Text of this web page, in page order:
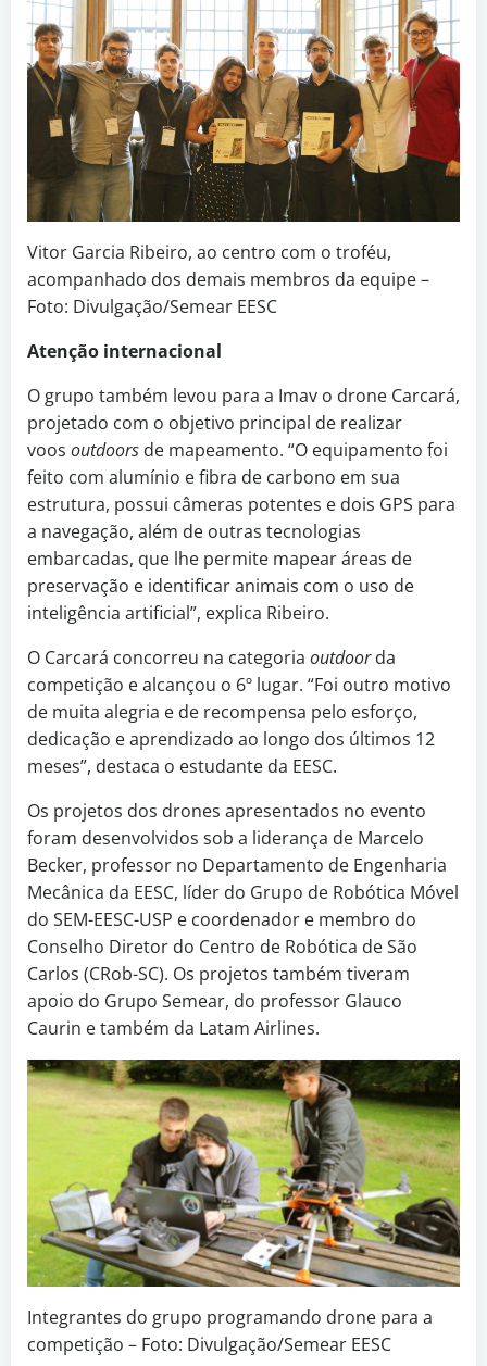
Vitor Garcia Ribeiro, ao centro com o troféu,
acompanhado dos demais membros da equipe –
Foto: Divulgação/Semear EESC
Atenção internacional
O grupo também levou para a Imav o drone Carcará,
projetado com o objetivo principal de realizar
voos outdoors de mapeamento. “O equipamento foi
feito com alumínio e fibra de carbono em sua
estrutura, possui câmeras potentes e dois GPS para
a navegação, além de outras tecnologias
embarcadas, que lhe permite mapear áreas de
preservação e identificar animais com o uso de
inteligência artificial”, explica Ribeiro.
O Carcará concorreu na categoria outdoorda
competição e alcançou o 6º lugar. “Foi outro motivo
de muita alegria e de recompensa pelo esforço,
dedicação e aprendizado ao longo dos últimos 12
meses”, destaca o estudante da EESC.
Os projetos dos drones apresentados no evento
foram desenvolvidos sob a liderança de Marcelo
Becker, professor no Departamento de Engenharia
Mecânica da EESC, líder do Grupo de Robótica Móvel
do SEM-EESC-USP e coordenador e membro do
Conselho Diretor do Centro de Robótica de São
Carlos (CRob-SC). Os projetos também tiveram
apoio do Grupo Semear, do professor Glauco
Caurin e também da Latam Airlines.
Integrantes do grupo programando drone para a
competição – Foto: Divulgação/Semear EESC